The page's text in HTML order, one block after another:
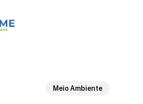
Meio Ambiente